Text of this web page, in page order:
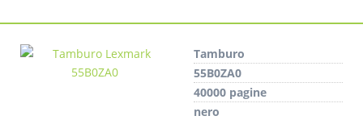
Tamburo
55B0ZA0
40000 pagine
nero